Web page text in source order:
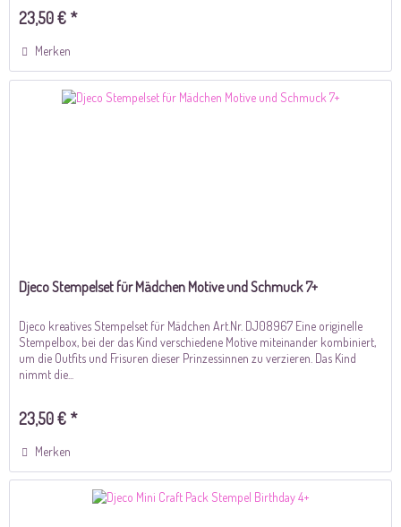
23,50 € *
Merken
Djeco Stempelset für Mädchen Motive und Schmuck 7+
Djeco kreatives Stempelset für Mädchen Art.Nr. DJ08967 Eine originelle
Stempelbox, bei der das Kind verschiedene Motive miteinander kombiniert,
um die Outfits und Frisuren dieser Prinzessinnen zu verzieren. Das Kind
nimmt die...
23,50 € *
Merken